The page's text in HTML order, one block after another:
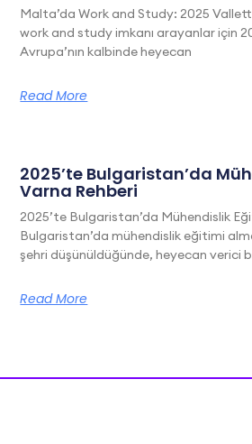
Malta’da Work and Study: 2025
work and study imkanı arayanlar için
Avrupa’nın kalbinde heyecan
Read More
2025’te Bulgaristan’da
Varna Rehberi
2025’te Bulgaristan’da Mühendislik
Bulgaristan’da mühendislik eğitimi
şehri düşünüldüğünde, heyecan verici
Read More